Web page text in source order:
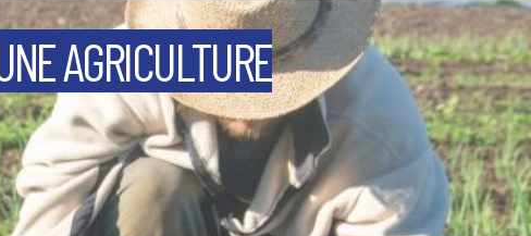
AGRICULTURE